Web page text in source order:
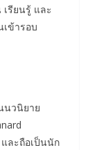
รียนรู้ และ
ข้ารอบ
นวนิยาย
และถือเป็นนัก